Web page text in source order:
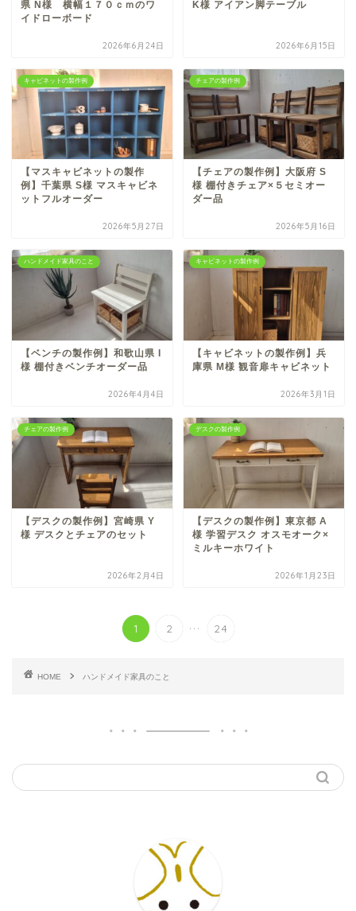
県 N様 横幅１７０ｃｍのワ
イドローボード
2026年6月24日
K様 アイアン脚テーブル
2026年6月15日
キャビネットの製作例
【マスキャビネットの製作
例】千葉県 S様 マスキャビネ
ットフルオーダー
2026年5月27日
チェアの製作例
【チェアの製作例】大阪府 S
様 棚付きチェア×５セミオー
ダー品
2026年5月16日
ハンドメイド家具のこと
【ベンチの製作例】和歌山県 I
様 棚付きベンチオーダー品
2026年4月4日
キャビネットの製作例
【キャビネットの製作例】兵
庫県 M様 観音扉キャビネット
2026年3月1日
チェアの製作例
【デスクの製作例】宮崎県 Y
様 デスクとチェアのセット
2026年2月4日
デスクの製作例
【デスクの製作例】東京都 A
様 学習デスク オスモオーク×
ミルキーホワイト
2026年1月23日
1 2 ... 24
HOME ハンドメイド家具のこと